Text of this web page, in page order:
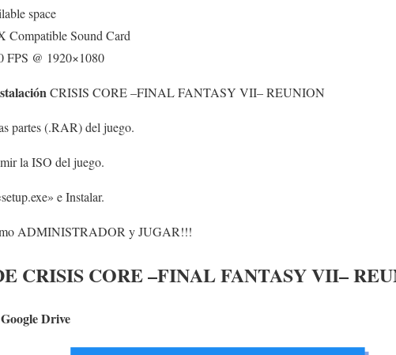
space
Compatible Sound Card
FPS @ 1920×1080
CRISIS CORE –FINAL FANTASY VII– REUNION
partes (.RAR) del juego.
la ISO del juego.
e Instalar.
ADMINISTRADOR y JUGAR!!!
CRISIS CORE –FINAL FANTASY VII–
Drive